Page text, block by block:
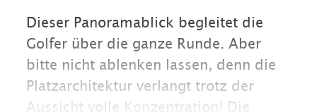
Dieser Panoramablick begleitet die
Golfer über die ganze Runde. Aber
bitte nicht ablenken lassen, denn die
Platzarchitektur verlangt trotz der
Aussicht volle Konzentration! Die